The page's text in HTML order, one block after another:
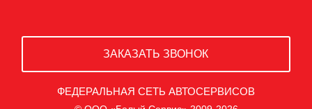
ЗАКАЗАТЬ ЗВОНОК
ФЕДЕРАЛЬНАЯ СЕТЬ АВТОСЕРВИСОВ